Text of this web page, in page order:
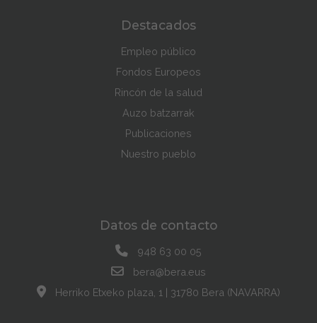
Destacados
Empleo público
Fondos Europeos
Rincón de la salud
Auzo batzarrak
Publicaciones
Nuestro pueblo
Datos de contacto
948 63 00 05
bera@bera.eus
Herriko Etxeko plaza, 1 | 31780 Bera (NAVARRA)